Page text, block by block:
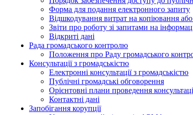
Форма для подання електронного запиту
Відшкодування витрат на копіювання
Звіти про роботу зі запитами на
Відкриті дані
Рада громадського контролю
Положення про Раду громадського
Консультації з громадськістю
Електронні консультації з громадськістю
Публічні громадські обговорення
Орієнтовні плани проведення
Контактні дані
Запобігання корупції